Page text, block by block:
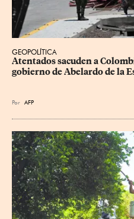
GEOPOLÍTICA
Atentados sacuden a
gobierno de Abelardo de la
Por AFP